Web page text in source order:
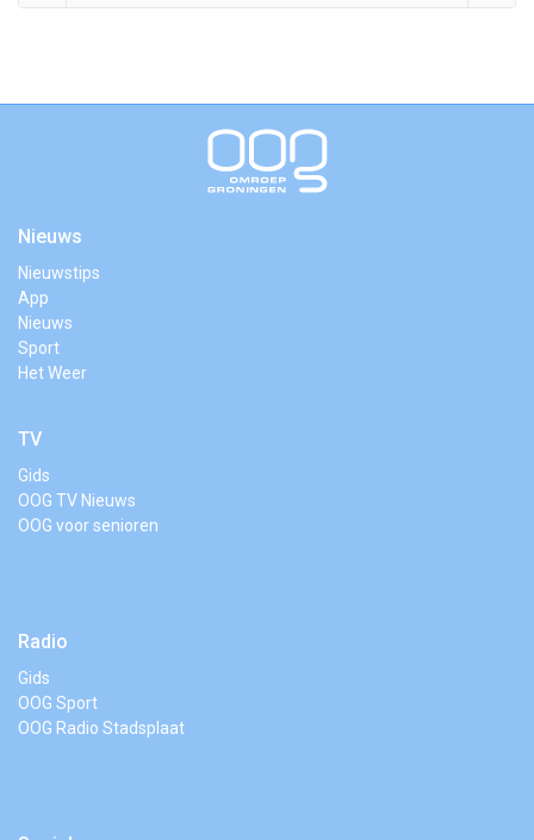
Nieuws
Nieuwstips
App
Nieuws
Sport
Het Weer
TV
Gids
OOG TV Nieuws
OOG voor senioren
Radio
Gids
OOG Sport
OOG Radio Stadsplaat